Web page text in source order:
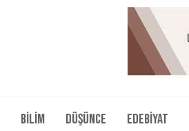
Bilim Düşünce Edebiyat